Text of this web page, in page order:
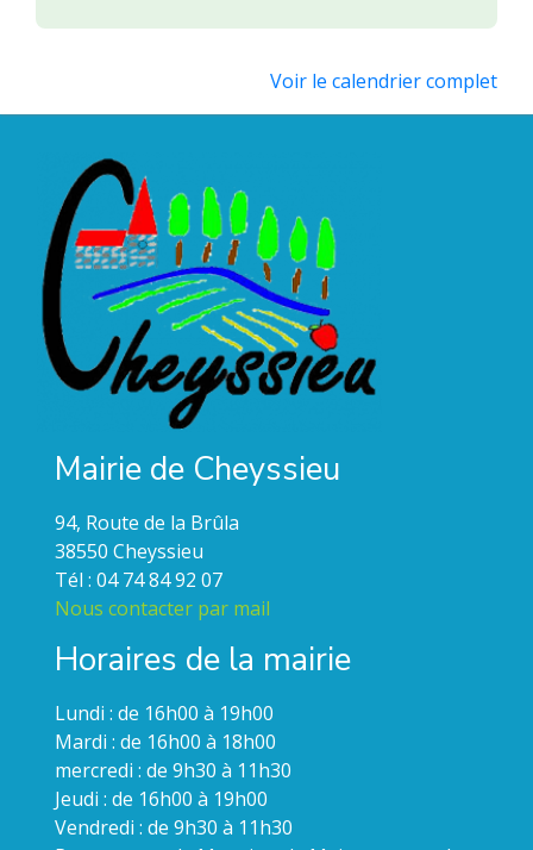
:
la
d'animation
Voir le calendrier complet
Mairie de Cheyssieu
94, Route de la Brûla
38550 Cheyssieu
Tél : 04 74 84 92 07
Nous contacter par mail
Horaires de la mairie
Lundi : de 16h00 à 19h00
Mardi : de 16h00 à 18h00
mercredi : de 9h30 à 11h30
Jeudi : de 16h00 à 19h00
Vendredi : de 9h30 à 11h30